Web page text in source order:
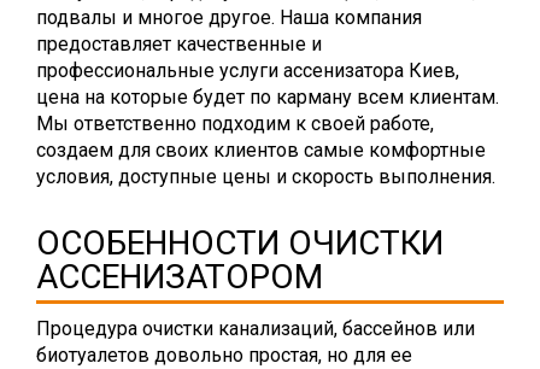
подвалы и многое другое. Наша компания
предоставляет качественные и
профессиональные услуги ассенизатора Киев,
цена на которые будет по карману всем клиентам.
Мы ответственно подходим к своей работе,
создаем для своих клиентов самые комфортные
условия, доступные цены и скорость выполнения.
ОСОБЕННОСТИ ОЧИСТКИ
АССЕНИЗАТОРОМ
Процедура очистки канализаций, бассейнов или
биотуалетов довольно простая, но для ее